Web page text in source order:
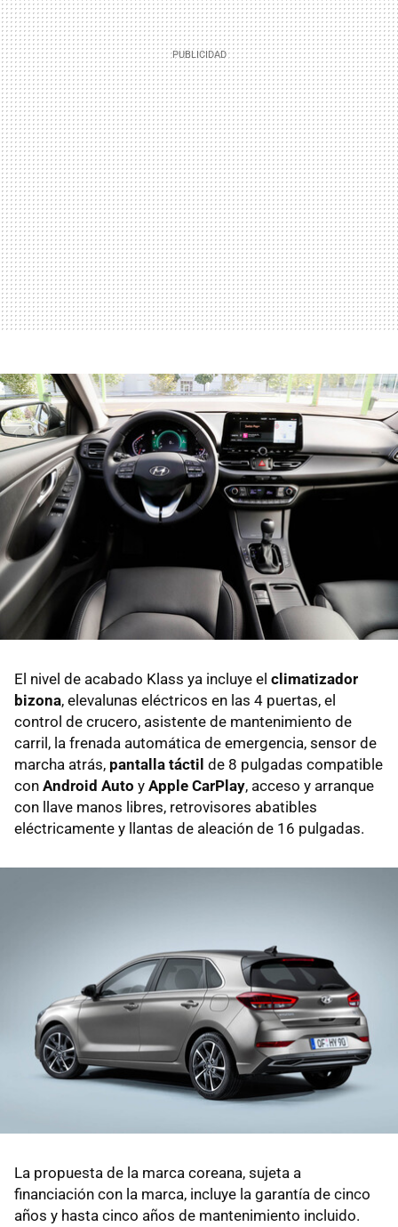
El nivel de acabado Klass ya incluye el climatizador
bizona, elevalunas eléctricos en las 4 puertas, el
control de crucero, asistente de mantenimiento de
carril, la frenada automática de emergencia, sensor de
marcha atrás, pantalla táctil de 8 pulgadas compatible
con Android Auto y Apple CarPlay, acceso y arranque
con llave manos libres, retrovisores abatibles
eléctricamente y llantas de aleación de 16 pulgadas.
La propuesta de la marca coreana, sujeta a
financiación con la marca, incluye la garantía de cinco
años y hasta cinco años de mantenimiento incluido.